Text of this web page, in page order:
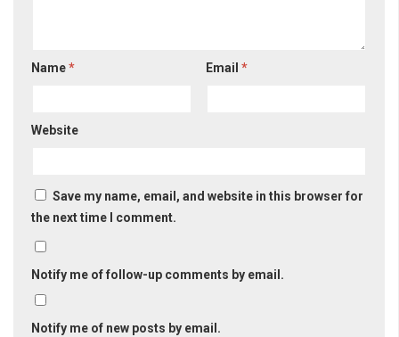
Name* Email*
Website
Save my name, email, and website in this browser for
the next time I comment.
Notify me of follow-up comments by email.
Notify me of new posts by email.